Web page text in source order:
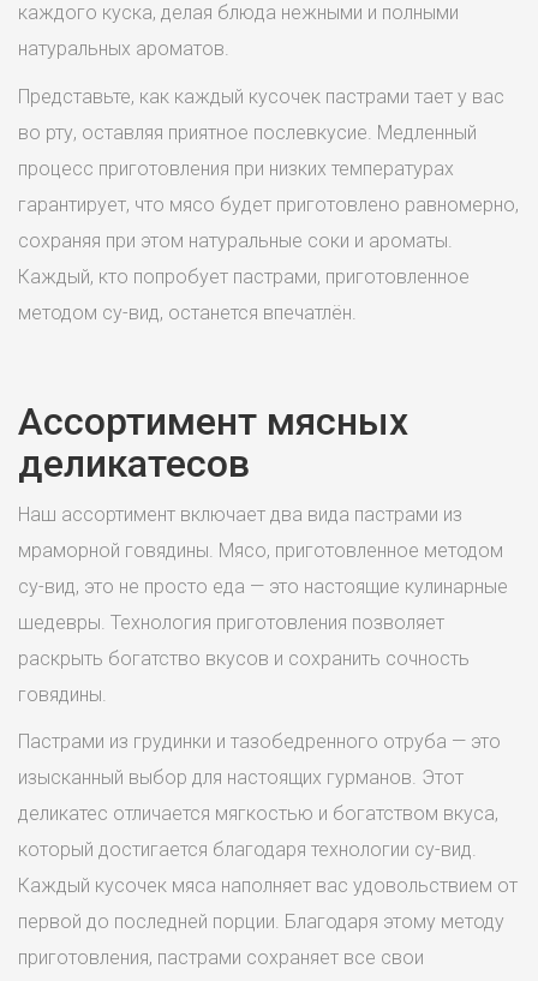
каждого куска, делая блюда нежными и полными
натуральных ароматов.
Представьте, как каждый кусочек пастрами тает у вас
во рту, оставляя приятное послевкусие. Медленный
процесс приготовления при низких температурах
гарантирует, что мясо будет приготовлено равномерно,
сохраняя при этом натуральные соки и ароматы.
Каждый, кто попробует пастрами, приготовленное
методом су-вид, останется впечатлён.
Ассортимент мясных
деликатесов
Наш ассортимент включает два вида пастрами из
мраморной говядины. Мясо, приготовленное методом
су-вид, это не просто еда — это настоящие кулинарные
шедевры. Технология приготовления позволяет
раскрыть богатство вкусов и сохранить сочность
говядины.
Пастрами из грудинки и тазобедренного отруба — это
изысканный выбор для настоящих гурманов. Этот
деликатес отличается мягкостью и богатством вкуса,
который достигается благодаря технологии су-вид.
Каждый кусочек мяса наполняет вас удовольствием от
первой до последней порции. Благодаря этому методу
приготовления, пастрами сохраняет все свои